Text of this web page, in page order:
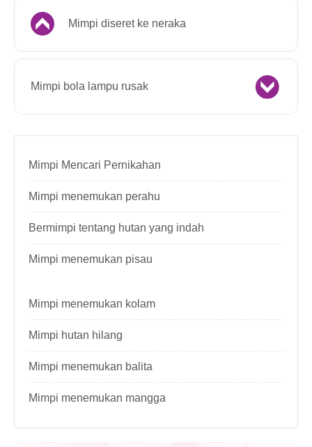
Mimpi diseret ke neraka
Mimpi bola lampu rusak
Mimpi Mencari Pernikahan
Mimpi menemukan perahu
Bermimpi tentang hutan yang indah
Mimpi menemukan pisau
Mimpi menemukan kolam
Mimpi hutan hilang
Mimpi menemukan balita
Mimpi menemukan mangga